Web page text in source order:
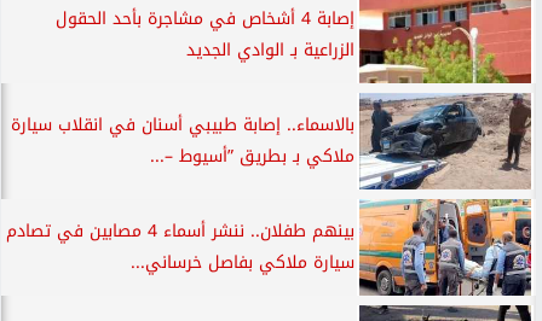
إصابة 4 أشخاص في مشاجرة بأحد الحقول
الزراعية بـ الوادي الجديد
بالاسماء.. إصابة طبيبي أسنان في انقلاب سيارة
ملاكي بـ بطريق ”أسيوط –...
بينهم طفلان.. ننشر أسماء 4 مصابين في تصادم
سيارة ملاكي بفاصل خرساني...